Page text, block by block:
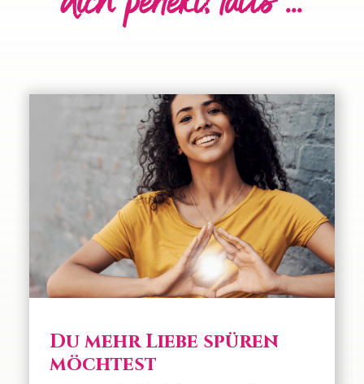
Du mehr Liebe spüren
möchtest